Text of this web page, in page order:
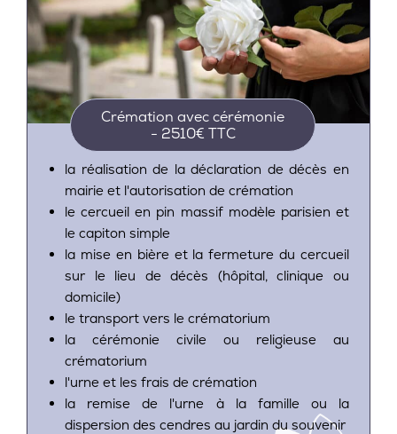
Crémation avec cérémonie
- 2510€ TTC
la réalisation de la déclaration de décès en
mairie et l'autorisation de crémation
le cercueil en pin massif modèle parisien et
le capiton simple
la mise en bière et la fermeture du cercueil
sur le lieu de décès (hôpital, clinique ou
domicile)
le transport vers le crématorium
la cérémonie civile ou religieuse au
crématorium
l'urne et les frais de crémation
la remise de l'urne à la famille ou la
dispersion des cendres au jardin du souvenir